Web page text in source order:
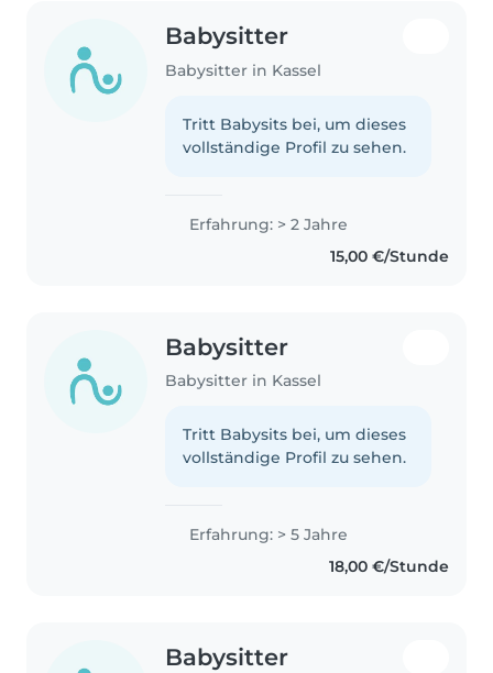
Babysitter
Babysitter in Kassel
Tritt Babysits bei, um dieses
vollständige Profil zu sehen.
Erfahrung: > 2 Jahre
15,00 €/Stunde
Babysitter
Babysitter in Kassel
Tritt Babysits bei, um dieses
vollständige Profil zu sehen.
Erfahrung: > 5 Jahre
18,00 €/Stunde
Babysitter